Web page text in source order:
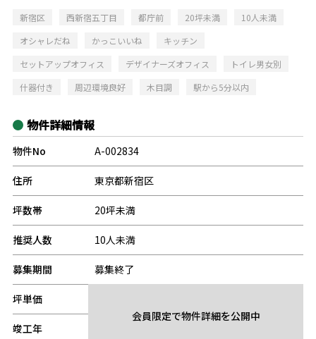
新宿区 西新宿五丁目 都庁前 20坪未満
10人未満
オシャレだね
かっこいいね
キッチン
セットアップオフィス
デザイナーズオフィス
トイレ男女別
什器付き
周辺環境良好 木目調 駅から5分以内
物件詳細情報
物件No A-002834
住所 東京都新宿区
坪数帯 20坪未満
推奨人数 10人未満
募集期間 募集終了
坪単価
竣工年
会員限定で物件詳細を公開中